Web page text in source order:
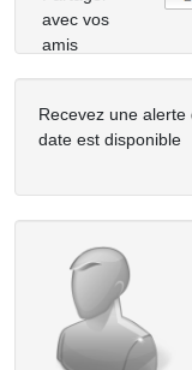
avec vos
amis
Recevez une
date est disponible